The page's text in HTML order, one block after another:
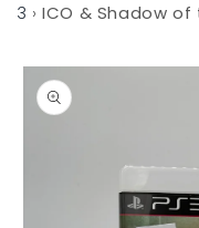
3 › ICO & Shadow of
vidare till